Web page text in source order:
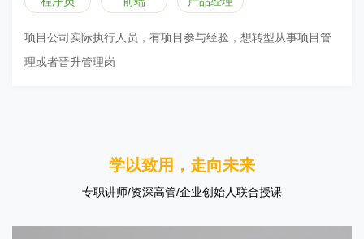
项目公司实际执行人员，有项目参与经验，想转型从事项目管
理或者晋升管理岗
学以致用，走向未来
专职讲师/资深高管/企业创始人联合授课